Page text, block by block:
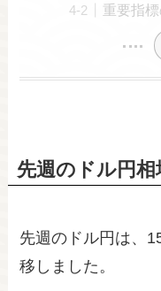
重要指
先週のドル円相
先週のドル円は、
移しました。